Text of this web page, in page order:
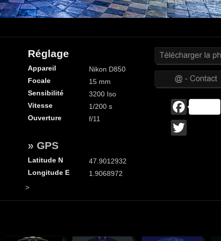
Réglage
Appareil
Nikon D850
Focale
15 mm
Sensibilité
3200 Iso
Vitesse
1/200 s
Ouverture
f/11
» GPS
Latitude N
47.9012932
Longitude E
1.9068972
>
Facebook